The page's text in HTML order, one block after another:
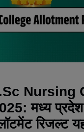
Nursing
मध्य प्रदेश
रिजल्ट